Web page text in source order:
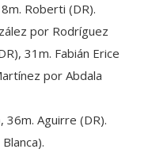
Roberti (DR).
por Rodríguez
31m. Fabián Erice
por Abdala
36m. Aguirre (DR).